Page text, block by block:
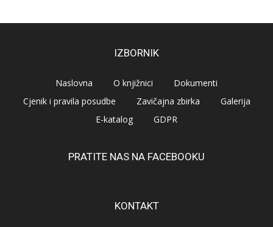
IZBORNIK
Naslovna O knjižnici
Dokumenti
Cjenik i pravila posudbe
Zavičajna zbirka
Galerija
E-katalog
GDPR
PRATITE NAS NA FACEBOOKU
KONTAKT